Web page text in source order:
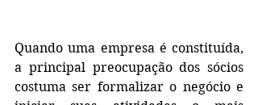
Quando uma empresa é constituída,
a principal preocupação dos sócios
costuma ser formalizar o negócio e